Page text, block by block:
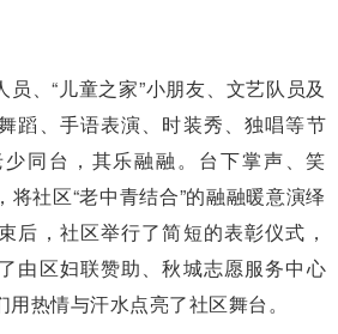
、“儿童之家”小朋友、文艺队员及
蹈、手语表演、时装秀、独唱等节
同台，其乐融融。台下掌声、笑
社区“老中青结合”的融融暖意演绎
后，社区举行了简短的表彰仪式，
由区妇联赞助、秋城志愿服务中心
热情与汗水点亮了社区舞台。